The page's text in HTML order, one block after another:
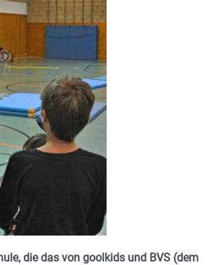
die das von goolkids und BVS (dem